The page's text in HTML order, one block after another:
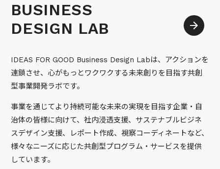
BUSINESS
DESIGN LAB
IDEAS FOR GOOD Business Design Labは、アクションを
連鎖させ、心がもっとワクワクする未来創りを目指す共創
型事業開発ラボです。
事業を通じてより持続可能な未来の実現を目指す企業・自
治体の皆様に向けて、社内浸透支援、サステナブルビジネ
スデザイン支援、レポート作成、視察コーディネートなど、
様々なニーズに応じた共創型プログラム・サービスを提供
しています。